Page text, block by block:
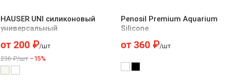
HAUSER UNI силиконовый
универсальный
от200 ₽/шт
236 ₽/шт –15%
Penosil Premium Aquarium
Silicone
от 360₽/шт